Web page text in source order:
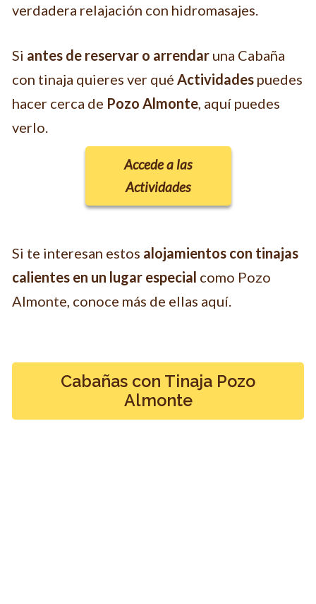
verdadera relajación con hidromasajes.
Si antes de reservar o arrendar una Cabaña
con tinaja quieres ver qué Actividades puedes
hacer cerca de Pozo Almonte , aquí puedes
verlo.
Accede a las
Actividades
Si te interesan estos alojamientos con tinajas
calientes en un lugar especial como Pozo
Almonte, conoce más de ellas aquí.
Cabañas con Tinaja Pozo
Almonte